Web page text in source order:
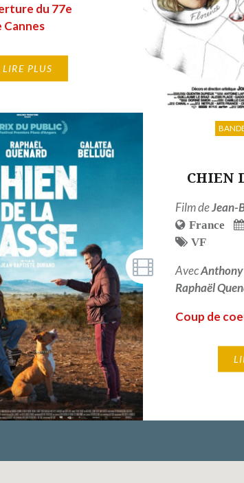
du 77e
Cannes
LIRE PLUS
CHIEN
Film deJean-
France
VF
Avec
Raphaël
Coup de